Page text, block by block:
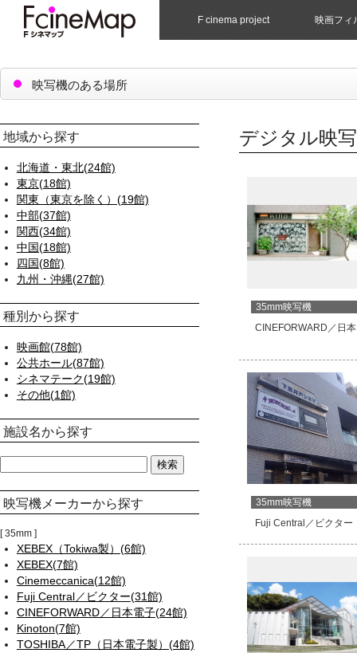
F cinema project 映画フィ
映写機のある場所
デジタル映
35mm映写機
CINEFORWARD／日
35mm映写機
Fuji Central／ビクター
地域から探す
北海道・東北(24館)
東京(18館)
関東（東京を除く）(19館)
中部(37館)
関西(34館)
中国(18館)
四国(8館)
九州・沖縄(27館)
種別から探す
映画館(78館)
公共ホール(87館)
シネマテーク(19館)
その他(1館)
施設名から探す
映写機メーカーから探す
35mm
XEBEX（Tokiwa製）(6館)
XEBEX(7館)
Cinemeccanica(12館)
Fuji Central／ビクター(31館)
CINEFORWARD／日本電子(24館)
Kinoton(7館)
TOSHIBA／TP（日本電子製）(4館)